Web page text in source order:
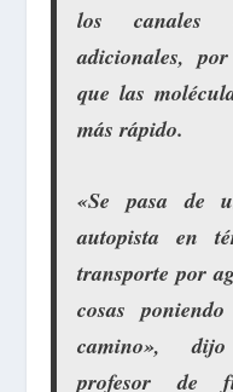
los
adicionales, por
que las
más rápido.
«Se pasa de
autopista en
transporte por
cosas
camino»,
profesor de